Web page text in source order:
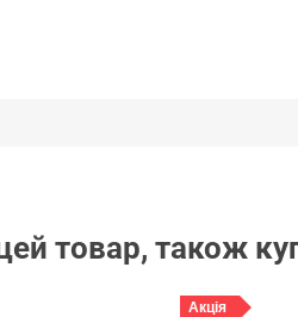
товар, також
Акція